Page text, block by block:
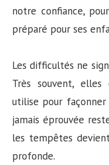
notre confiance,
préparé pour ses
Les difficultés ne
Très souvent,
utilise pour façonner
jamais éprouvée
les tempêtes
profonde.